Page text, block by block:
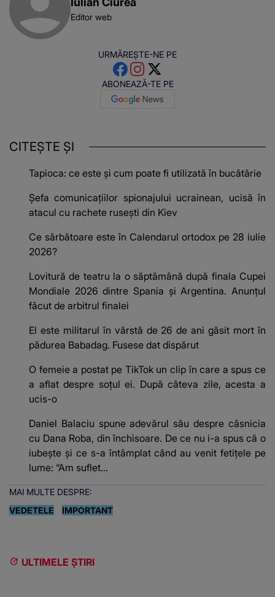
Editor web
URMĂREȘTE-NE PE
ABONEAZĂ-TE PE
CITEȘTE ȘI
Tapioca: ce este și cum poate fi utilizată în bucătărie
Șefa comunicațiilor spionajului ucrainean, ucisă în
atacul cu rachete rusești din Kiev
Ce sărbătoare este în Calendarul ortodox pe 28 iulie
2026?
Lovitură de teatru la o săptămână după finala Cupei
Mondiale 2026 dintre Spania și Argentina. Anunțul
făcut de arbitrul finalei
El este militarul în vârstă de 26 de ani găsit mort în
pădurea Babadag. Fusese dat dispărut
O femeie a postat pe TikTok un clip în care a spus ce
a aflat despre soțul ei. După câteva zile, acesta a
ucis-o
Daniel Balaciu spune adevărul său despre căsnicia
cu Dana Roba, din închisoare. De ce nu i-a spus că o
iubește și ce s-a întâmplat când au venit fetițele pe
lume: “Am suflet...
MAI MULTE DESPRE:
VEDETELE
IMPORTANT
ULTIMELE ȘTIRI